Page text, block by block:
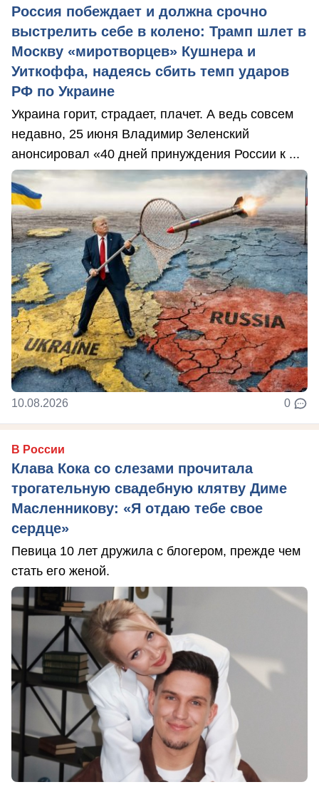
Россия побеждает и должна срочно
выстрелить себе в колено: Трамп шлет в
Москву «миротворцев» Кушнера и
Уиткоффа, надеясь сбить темп ударов
РФ по Украине
Украина горит, страдает, плачет. А ведь совсем
недавно, 25 июня Владимир Зеленский
анонсировал «40 дней принуждения России к ...
10.08.2026 0
В России
Клава Кока со слезами прочитала
трогательную свадебную клятву Диме
Масленникову: «Я отдаю тебе свое
сердце»
Певица 10 лет дружила с блогером, прежде чем
стать его женой.